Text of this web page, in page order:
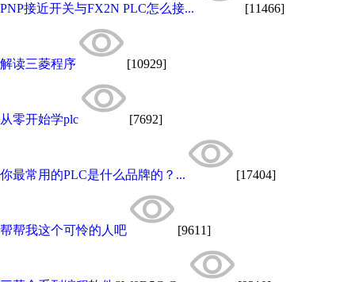
PNP接近开关与FX2N PLC怎么接... [11466]
解读三菱程序 [10929]
从零开始学plc [7692]
你最常用的PLC是什么品牌的？... [17404]
帮帮我这个可怜的人吧 [9611]